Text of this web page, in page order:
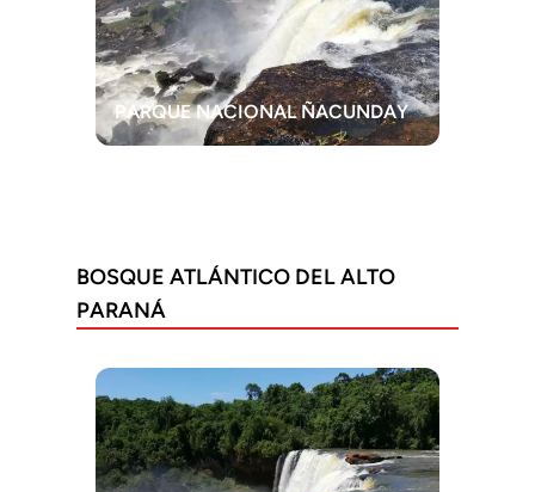
PARQUE NACIONAL ÑACUNDAY
BOSQUE ATLÁNTICO DEL ALTO
PARANÁ